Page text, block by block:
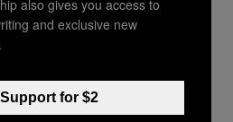
randa
Sports
Top Stories
also gives you access to
and exclusive new
Support for $2